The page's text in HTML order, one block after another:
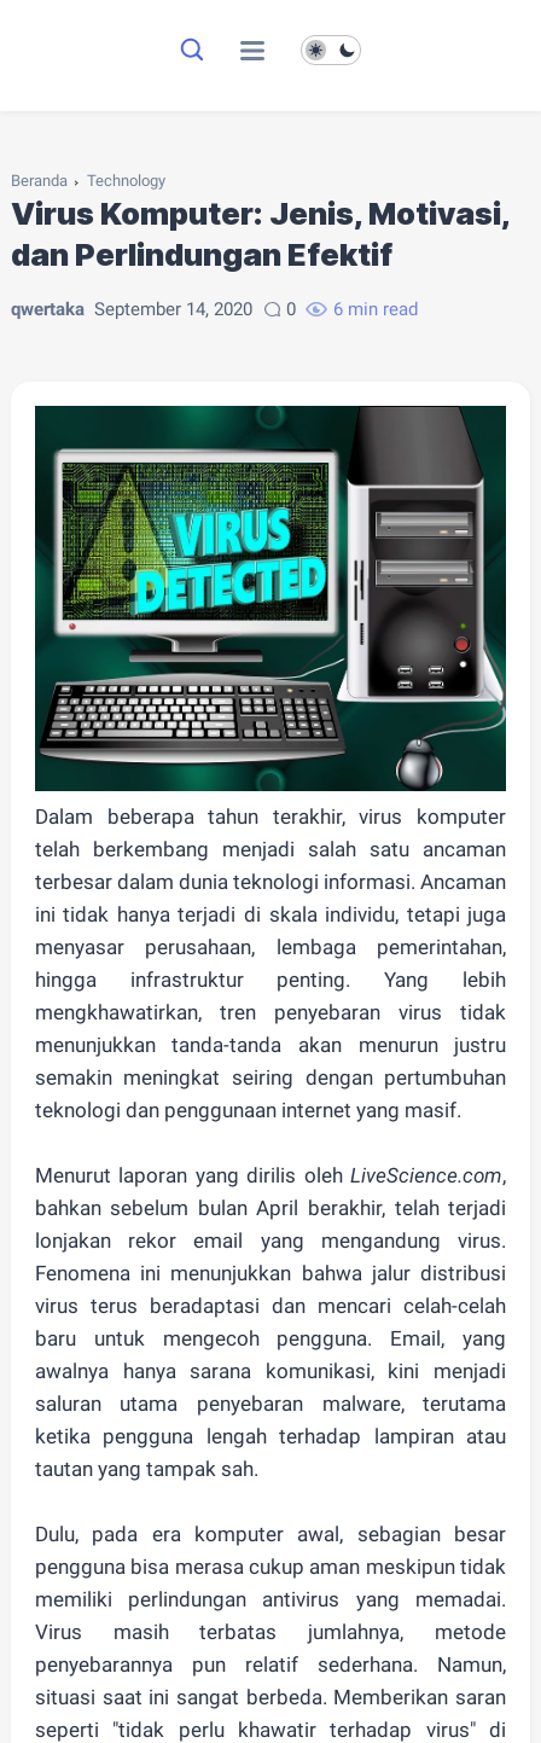
Beranda Technology
Virus Komputer: Jenis, Motivasi,
dan Perlindungan Efektif
qwertaka September 14, 2020 0 6 min read
Dalam beberapa tahun terakhir,virus komputer
telah berkembang menjadi salah satu ancaman
terbesardalam dunia teknologi informasi. Ancaman
ini tidak hanya terjadi di skala individu, tetapi juga
menyasar perusahaan, lembaga pemerintahan,
hingga infrastruktur penting. Yang lebih
mengkhawatirkan, tren penyebaran virus tidak
menunjukkan tanda-tanda akan menurunjustru
semakin meningkat seiring dengan pertumbuhan
teknologi dan penggunaan internet yang masif.
Menurut laporan yang dirilis olehLiveScience.com,
bahkan sebelum bulan April berakhir, telah terjadi
lonjakan rekor email yang mengandung virus.
Fenomena ini menunjukkan bahwa jalur distribusi
virus terus beradaptasi dan mencari celah-celah
baru untuk mengecoh pengguna. Email, yang
awalnya hanya sarana komunikasi, kini menjadi
saluran utama penyebaran malware, terutama
ketika pengguna lengah terhadap lampiran atau
tautan yang tampak sah.
Dulu, pada era komputer awal, sebagian besar
pengguna bisa merasa cukup aman meskipun tidak
memiliki perlindungan antivirus yang memadai.
Virus masih terbatas jumlahnya, metode
penyebarannya pun relatif sederhana. Namun,
situasi saat ini sangat berbeda. Memberikan saran
seperti "tidak perlu khawatir terhadap virus" di